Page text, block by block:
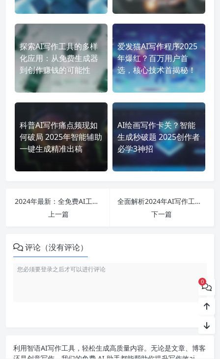
探索AI写作工具的多样
化应用：从免费生成器
到创作赚钱的可能性
爱发猫AI写作程序2025
年爆红？百万用户首
选，核心技术首揭秘！
科普AI写作痛点频现如
何破局 2025年智能辅助
一键生成精准出稿
AI绘画写作卡关？智能
生成秒破题 2025创作者
必学3神招
2024年最新：全免费AI工具大盘点，从推文生成到PPT制作，助你轻松搞定创作需求！
上一篇
全面解析2024年AI写作工具与应用：哪个软件更好用、实用免费软件推荐与使用技巧！
下一篇
评论（没有评论）
利用智语AI写作工具，轻松生成高质量内容。无论是文章、博客
0